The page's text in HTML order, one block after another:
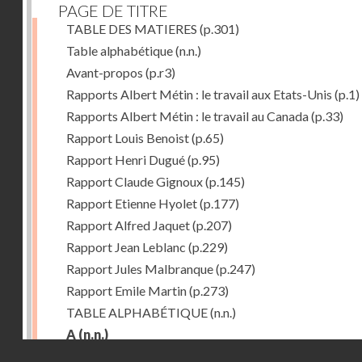
PAGE DE TITRE
TABLE DES MATIERES (p.301)
Table alphabétique(n.n.)
Avant-propos (p.r3)
Rapports Albert Métin : le travail aux Etats-Unis (p.1)
Rapports Albert Métin : le travail au Canada(p.33)
Rapport Louis Benoist(p.65)
Rapport Henri Dugué(p.95)
Rapport Claude Gignoux(p.145)
Rapport Etienne Hyolet(p.177)
Rapport Alfred Jaquet(p.207)
Rapport Jean Leblanc (p.229)
Rapport Jules Malbranque(p.247)
Rapport Emile Martin(p.273)
TABLE ALPHABÉTIQUE(n.n.)
A (n.n.)